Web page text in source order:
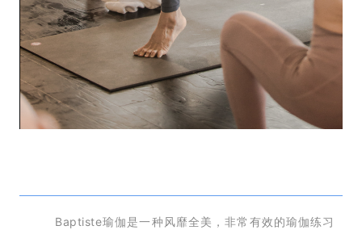
Baptiste瑜伽是一种风靡全美，非常有效的瑜伽练习